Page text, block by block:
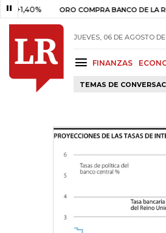
ORO COMPRA BANCO DE LA
JUEVES, 06 DE AGOSTO
FINANZAS
TEMAS DE